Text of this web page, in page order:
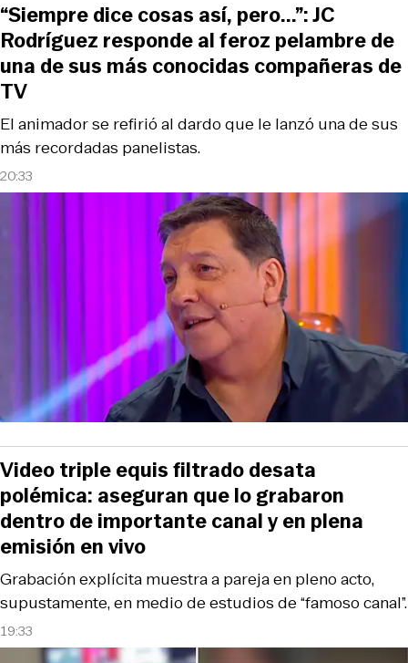
20:33
El animador se refirió al dardo que le lanzó una de sus
más recordadas panelistas.
“Siempre dice cosas así, pero...”: JC
Rodríguez responde al feroz pelambre de
una de sus más conocidas compañeras de
TV
19:33
Grabación explícita muestra a pareja en pleno acto,
supustamente, en medio de estudios de “famoso canal”.
Video triple equis filtrado desata
polémica: aseguran que lo grabaron
dentro de importante canal y en plena
emisión en vivo